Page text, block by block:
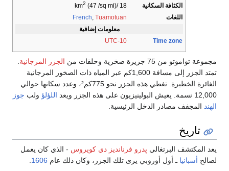
الكثافة السكانية
18 /km
2 (47 /sq mi)
اللغات
French, Tuamotuan
معلومات إضافية
Time zone
UTC-10
مجموعة تواموتو من 75 جزيرة صخرية وحلقات من الجزر المرجانية
تمتد الجزر إلى مسافة 1,600كم عبر المياه ذات الصخور المرجانية
الغائرة الخطيرة. تغطي هذه الجزر نحو 775كم²، وعدد سكانها حوالي
12,000 نسمة. يعيش البولينيزيون على هذه الجزر ويعد
اللؤلؤ ولب جوز
الهند المجفف مصادر الدخل الرئيسية.
تاريخ
يعد المكتشف البرتغالي پدرو فرنانديز دي كويروس - الذي كان يعمل
لصالح أسبانيا ـ أول أوروبي يرى تلك الجزر، وكان ذلك عام 1606